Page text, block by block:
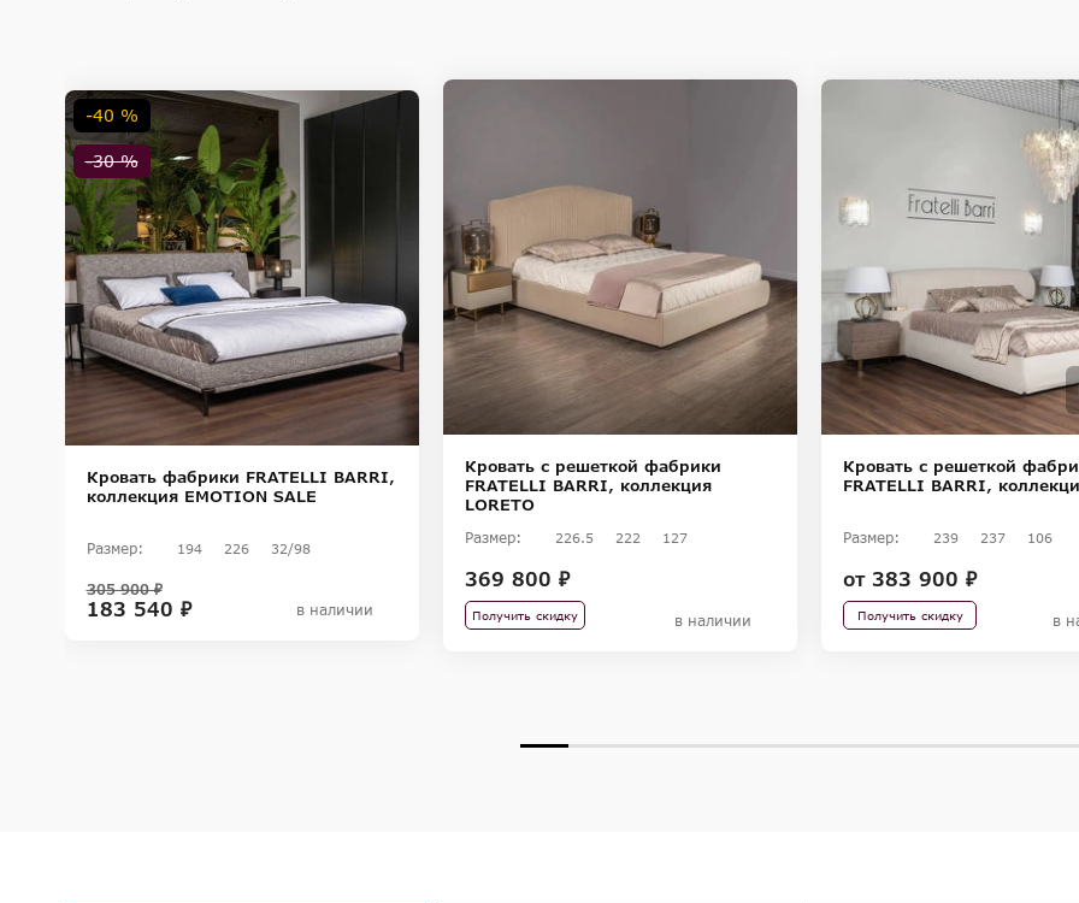
-30 %
-40 %
Кровать фабрики FRATELLI BARRI,
коллекция EMOTION SALE
Размер: 194 226 32/98
183 540 ₽
305 900 ₽
в наличии
Кровать с решеткой фабрики
FRATELLI BARRI, коллекция
LORETO
Размер: 226.5 222 127
369 800 ₽
Получить скидку в наличии
Кровать с решеткой
FRATELLI BARRI,
Размер: 239 237 106
от383 900 ₽
Получить скидку в